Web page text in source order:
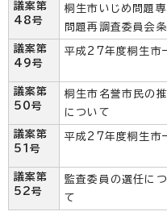
議案第
48号
桐生市いじめ問題
問題再調査委員会
議案第
49号
平成27年度桐生市
議案第
50号
桐生市名誉市民の
について
議案第
51号
平成27年度桐生市
議案第
52号
監査委員の選任に
て